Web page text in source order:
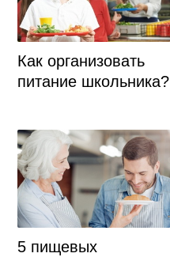
Как организовать
питание школьника?
5 пищевых